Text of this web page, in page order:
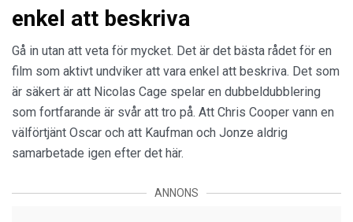
enkel att beskriva
Gå in utan att veta för mycket. Det är det bästa rådet för en
film som aktivt undviker att vara enkel att beskriva. Det som
är säkert är att Nicolas Cage spelar en dubbeldubblering
som fortfarande är svår att tro på. Att Chris Cooper vann en
välförtjänt Oscar och att Kaufman och Jonze aldrig
samarbetade igen efter det här.
ANNONS